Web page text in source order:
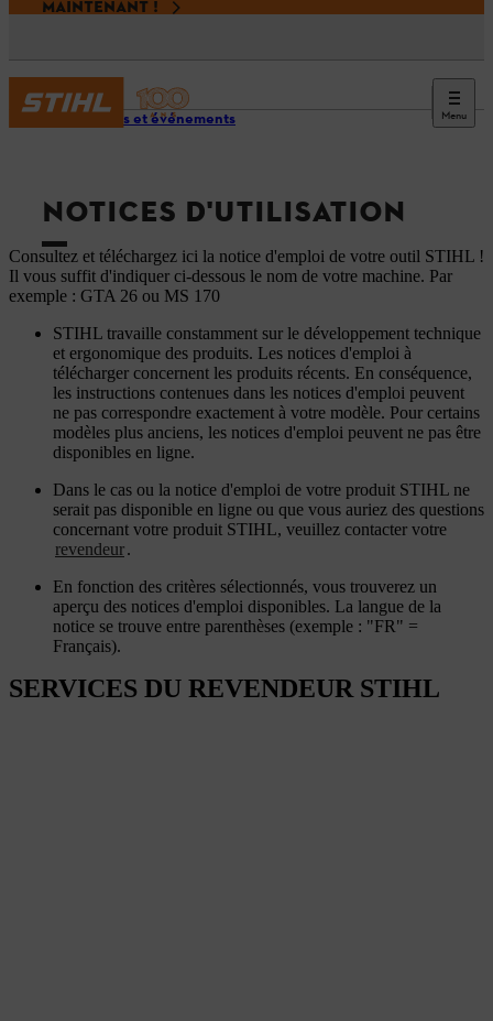
MAINTENANT !
Menu
Services et événements
NOTICES D'UTILISATION
Consultez et téléchargez ici la notice d'emploi de votre outil STIHL !
Il vous suffit d'indiquer ci-dessous le nom de votre machine. Par
exemple : GTA 26 ou MS 170
STIHL travaille constamment sur le développement technique
et ergonomique des produits. Les notices d'emploi à
télécharger concernent les produits récents. En conséquence,
les instructions contenues dans les notices d'emploi peuvent
ne pas correspondre exactement à votre modèle. Pour certains
modèles plus anciens, les notices d'emploi peuvent ne pas être
disponibles en ligne.
Dans le cas ou la notice d'emploi de votre produit STIHL ne
serait pas disponible en ligne ou que vous auriez des questions
concernant votre produit STIHL, veuillez contacter votre
revendeur.
En fonction des critères sélectionnés, vous trouverez un
aperçu des notices d'emploi disponibles. La langue de la
notice se trouve entre parenthèses (exemple : "FR" =
Français).
SERVICES DU REVENDEUR STIHL